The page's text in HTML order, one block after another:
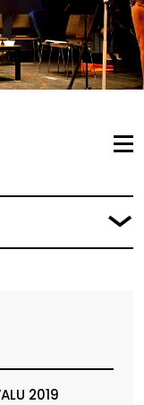
2019